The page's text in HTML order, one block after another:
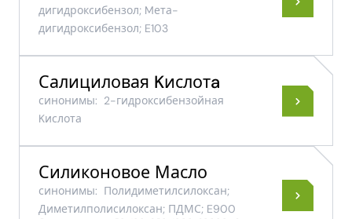
дигидроксибензол; Mета-
дигидроксибензол; E103
Салициловая Kислотa
синонимы: 2-​гидроксибензойная
Kислота
Силиконовое Масло
синонимы: Полидиметилсилоксан;
Диметилполисилоксан; ПДМС; E900